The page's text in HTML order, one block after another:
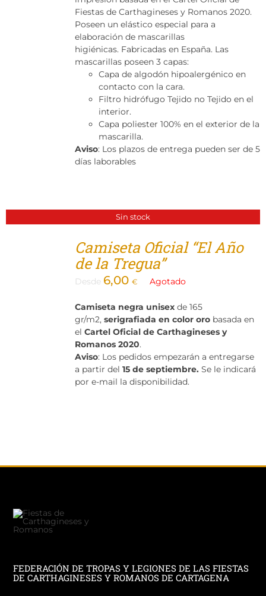
Tienda
Fiestas de Carthagineses y Romanos 2020.
Poseen un elástico especial para a
elaboración de mascarillas
higiénicas. Fabricadas en España. Las
mascarillas poseen 3 capas:
Capa de algodón hipoalergénico en
contacto con la cara.
Filtro hidrófugo Tejido no Tejido en el
interior.
Capa poliester 100% en el exterior de la
mascarilla.
Aviso: Los plazos de entrega pueden ser de 5
días laborables
Sin stock
Camiseta Oficial “El Año
de la Tregua”
Desde 6,00 € Agotado
Camiseta negra unisexde 165
gr/m2, serigrafiada en color orobasada en
el Cartel Oficial de Carthagineses y
Romanos 2020.
Aviso: Los pedidos empezarán a entregarse
a partir del 15 de septiembre. Se le indicará
por e-mail la disponibilidad.
FEDERACIÓN DE TROPAS Y LEGIONES DE LAS FIESTAS
DE CARTHAGINESES Y ROMANOS DE CARTAGENA